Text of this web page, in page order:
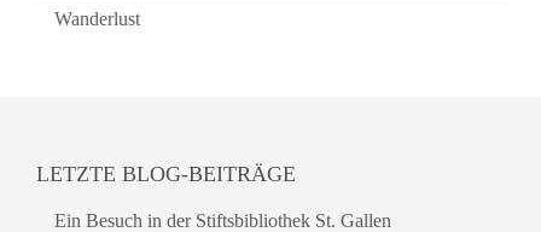
Wanderlust
LETZTE BLOG-BEITRÄGE
Ein Besuch in der Stiftsbibliothek St. Gallen